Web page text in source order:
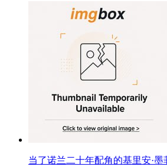
当了诺兰二十年配角的基里安·